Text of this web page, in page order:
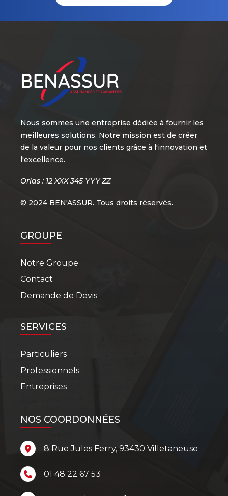
Nous sommes une entreprise dédiée à fournir les
meilleures solutions. Notre mission est de créer
de la valeur pour nos clients grâce à l'innovation et
l'excellence.
Orias : 12 XXX 345 YYY ZZ
© 2024 BEN'ASSUR. Tous droits réservés.
GROUPE
Notre Groupe
Contact
Demande de Devis
SERVICES
Particuliers
Professionnels
Entreprises
NOS COORDONNÉES
8 Rue Jules Ferry, 93430 Villetaneuse
01 48 22 67 53